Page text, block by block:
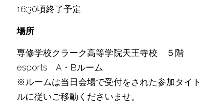
16:30頃終了予定
場所
専修学校クラーク高等学院天王寺校　５階
esports　A・Bルーム
※ルームは当日会場で受付をされた参加タイト
ルに従いご移動くださいませ。